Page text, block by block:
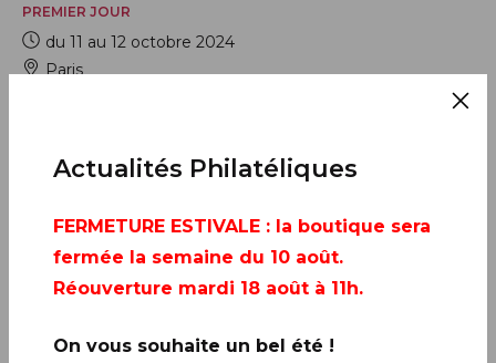
PREMIER JOUR
du 11 au 12 octobre 2024
Paris
Actualités Philatéliques
FERMETURE ESTIVALE : la boutique sera
fermée la semaine du 10 août.
Réouverture mardi 18 août à 11h.
On vous souhaite un bel été !